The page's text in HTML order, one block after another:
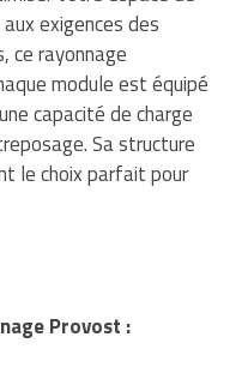
exigences des
ce rayonnage
module est équipé
capacité de charge
Sa structure
le choix parfait pour
Provost :